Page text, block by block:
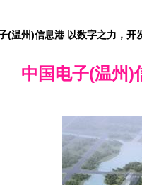
(温州)信息港 以数字之力，开
中国电子(温州)